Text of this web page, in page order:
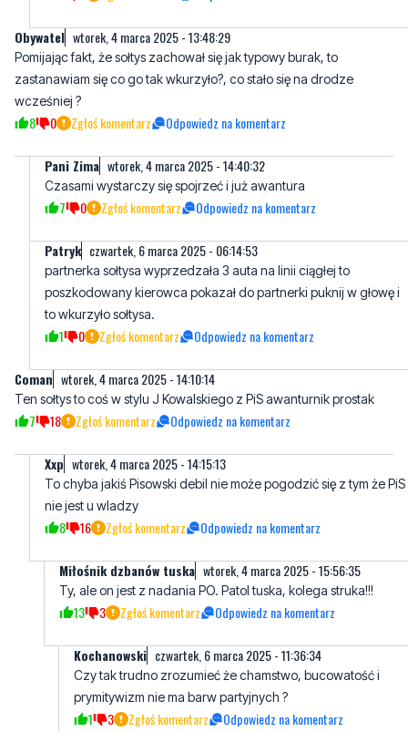
Obywatel wtorek, 4 marca 2025 - 13:48:29
Pomijając fakt, że sołtys zachował się jak typowy burak, to
zastanawiam się co go tak wkurzyło?, co stało się na drodze
wcześniej ?
8 0 Zgłoś komentarz Odpowiedz na komentarz
Pani Zima wtorek, 4 marca 2025 - 14:40:32
Czasami wystarczy się spojrzeć i już awantura
7 0 Zgłoś komentarz Odpowiedz na komentarz
Patryk czwartek, 6 marca 2025 - 06:14:53
partnerka sołtysa wyprzedzała 3 auta na linii ciągłej to
poszkodowany kierowca pokazał do partnerki puknij w głowę i
to wkurzyło sołtysa.
1 0 Zgłoś komentarz Odpowiedz na komentarz
Coman wtorek, 4 marca 2025 - 14:10:14
Ten sołtys to coś w stylu J Kowalskiego z PiS awanturnik prostak
7 18 Zgłoś komentarz Odpowiedz na komentarz
Xxp wtorek, 4 marca 2025 - 14:15:13
To chyba jakiś Pisowski debil nie może pogodzić się z tym że PiS
nie jest u wladzy
8 16 Zgłoś komentarz Odpowiedz na komentarz
Miłośnik dzbanów tuska wtorek, 4 marca 2025 - 15:56:35
Ty, ale on jest z nadania PO. Patol tuska, kolega struka!!!
13 3 Zgłoś komentarz Odpowiedz na komentarz
Kochanowski czwartek, 6 marca 2025 - 11:36:34
Czy tak trudno zrozumieć że chamstwo, bucowatość i
prymitywizm nie ma barw partyjnych ?
1 3 Zgłoś komentarz Odpowiedz na komentarz